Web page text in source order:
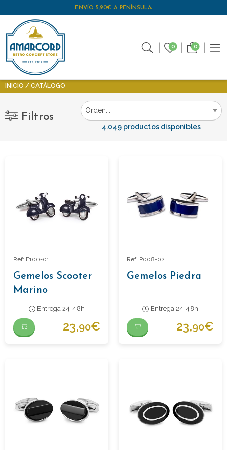
ENVÍO 5,90€ A PENÍNSULA
0 0
INICIO CATÁLOGO
Filtros
4.049 productos disponibles
Ref: F100-01
Gemelos Scooter
Marino
Entrega 24-48h
23,90€
Ref: P008-02
Gemelos Piedra
Entrega 24-48h
23,90€